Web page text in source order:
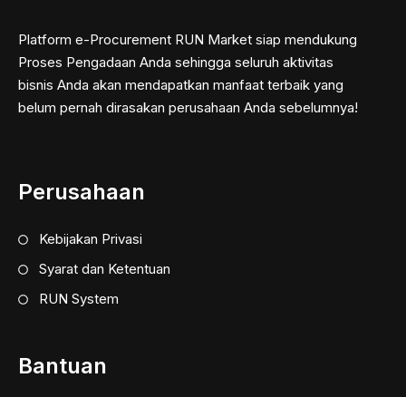
Platform e-Procurement RUN Market siap mendukung
Proses Pengadaan Anda sehingga seluruh aktivitas
bisnis Anda akan mendapatkan manfaat terbaik yang
belum pernah dirasakan perusahaan Anda sebelumnya!
Perusahaan
Kebijakan Privasi
Syarat dan Ketentuan
RUN System
Bantuan